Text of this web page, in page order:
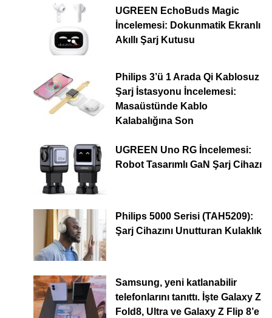
UGREEN EchoBuds Magic
İncelemesi: Dokunmatik Ekranlı
Akıllı Şarj Kutusu
Philips 3’ü 1 Arada Qi Kablosuz
Şarj İstasyonu İncelemesi:
Masaüstünde Kablo
Kalabalığına Son
UGREEN Uno RG İncelemesi:
Robot Tasarımlı GaN Şarj Cihazı
Philips 5000 Serisi (TAH5209):
Şarj Cihazını Unutturan Kulaklık
Samsung, yeni katlanabilir
telefonlarını tanıttı. İşte Galaxy Z
Fold8, Ultra ve Galaxy Z Flip 8’e